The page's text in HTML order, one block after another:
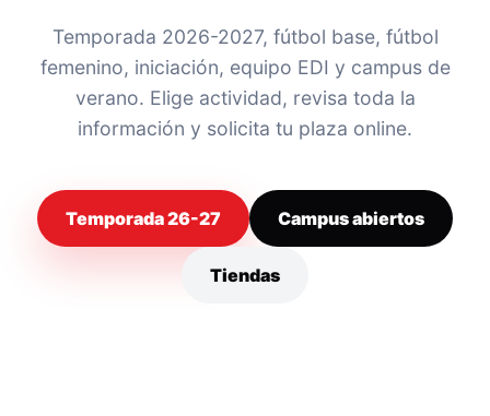
Temporada 2026-2027, fútbol base, fútbol
femenino, iniciación, equipo EDI y campus de
verano. Elige actividad, revisa toda la
información y solicita tu plaza online.
Temporada 26-27 Campus abiertos
Tiendas